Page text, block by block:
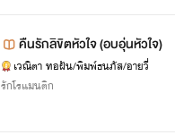
คืนรักลิขิตหัวใจ (อบอุ่นหัวใจ)
เวณิตา ทอฝัน/พิมพ์ธนภัส/อายวี่
รักโรแมนติก